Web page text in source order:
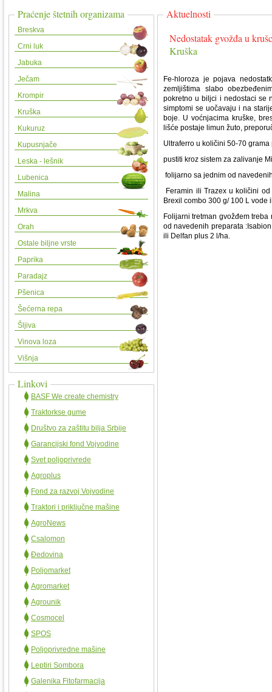
Praćenje štetnih organizama
Breskva
Crni luk
Jabuka
Ječam
Krompir
Kruška
Kukuruz
Kupusnjače
Leska - lešnik
Lubenica
Malina
Mrkva
Orah
Ostale biljne vrste
Paprika
Paradajz
Pšenica
Šećerna repa
Šljiva
Vinova loza
Višnja
Linkovi
BASF We create chemistry
Traktorkse gume
Društvo za zaštitu bilja Srbije
Garancijski fond Vojvodine
Svet poljoprivrede
Agroplus
Fond za razvoj Vojvodine
Traktori i priključne mašine
AgroNews
Csalomon
Đedovina
Poljomarket
Agromarket
Agrounik
Cosmocel
SPOS
Poljoprivredne mašine
Leptiri Sombora
Galenika Fitofarmacija
Aktuelnosti
Nedostatak gvožđa u
Kruška
Fe-hloroza je pojava
zemljištima slabo
pokretno u biljci i nedostaci se
simptomi se uočavaju i na
boje. U voćnjacima kruške,
lišće postaje limun žuto,
Ultraferro u količini 50-70
pustiti kroz sistem za zalivanje
folijarno sa jednim od
Feramin ili Trazex u količini
Brexil combo 300 g/ 100 L
Folijarni tretman gvožđem
od navedenih preparata
ili Delfan plus 2 l/ha.